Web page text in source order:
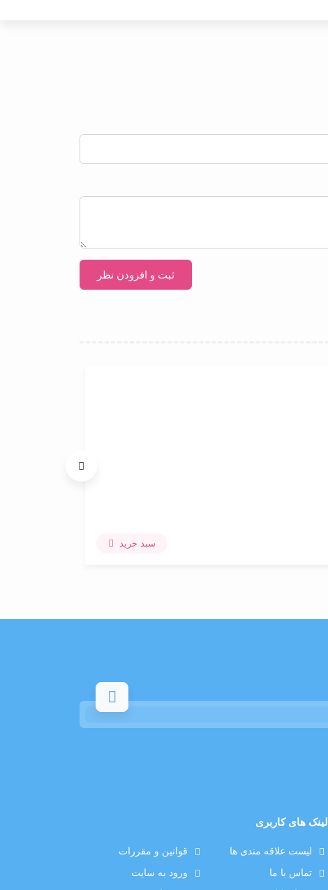
سبد خرید
لینک های کاربری
لیست علاقه مندی ها قوانین و مقررات
تماس با ما ورود به سایت